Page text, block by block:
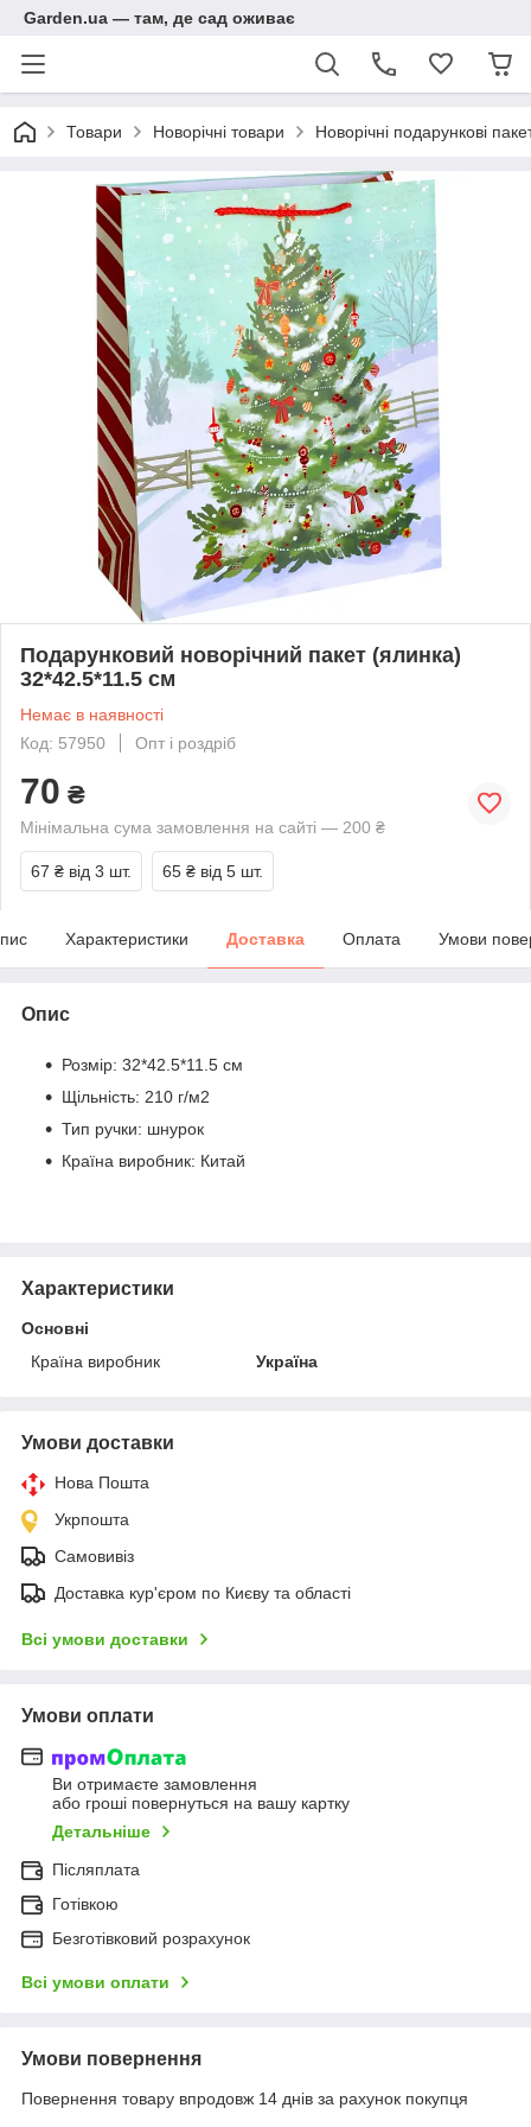
Garden.ua — там, де сад оживає
Товари Новорічні товари Новорічні подарункові
Подарунковий новорічний пакет (ялинка)
32*42.5*11.5 см
Немає в наявності
Код: 57950
Опт і роздріб
70 ₴
Мінімальна сума замовлення на сайті — 200 ₴
67 ₴ від 3 шт. 65 ₴ від 5 шт.
Характеристики Доставка Оплата Умови
Опис
Розмір: 32*42.5*11.5 см
Щільність: 210 г/м2
Тип ручки: шнурок
Країна виробник: Китай
Характеристики
Основні
Країна виробник
Україна
Умови доставки
Нова Пошта
Укрпошта
Самовивіз
Доставка кур'єром по Києву та області
Всі умови доставки
Умови оплати
Ви отримаєте замовлення
або гроші повернуться на вашу картку
Детальніше
Післяплата
Готівкою
Безготівковий розрахунок
Всі умови оплати
Умови повернення
Повернення товару впродовж 14 днів за рахунок покупця